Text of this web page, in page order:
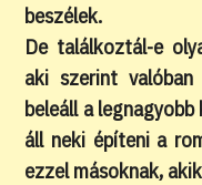
beszélek.
De találkoztál-e
aki szerint
beleáll a
áll neki építeni a
ezzel másoknak,